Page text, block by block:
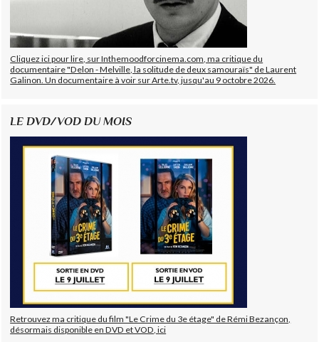
Cliquez ici pour lire, sur Inthemoodforcinema.com, ma critique du
documentaire "Delon - Melville, la solitude de deux samouraïs" de Laurent
Galinon. Un documentaire à voir sur Arte.tv, jusqu'au 9 octobre 2026.
LE DVD/VOD DU MOIS
Retrouvez ma critique du film "Le Crime du 3e étage" de Rémi Bezançon,
désormais disponible en DVD et VOD, ici